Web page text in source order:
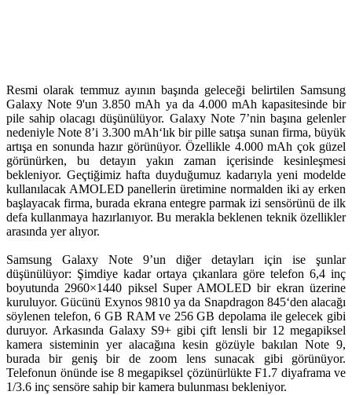
Resmi olarak temmuz ayının başında geleceği belirtilen Samsung
Galaxy Note 9'un 3.850 mAh ya da 4.000 mAh kapasitesinde bir
pile sahip olacagı düşünülüyor. Galaxy Note 7’nin başına gelenler
nedeniyle Note 8’i 3.300 mAh‘lık bir pille satışa sunan firma, büyük
artışa en sonunda hazır görünüyor. Özellikle 4.000 mAh çok güzel
görünürken, bu detayın yakın zaman içerisinde kesinleşmesi
bekleniyor. Geçtiğimiz hafta duyduğumuz kadarıyla yeni modelde
kullanılacak AMOLED panellerin üretimine normalden iki ay erken
başlayacak firma, burada ekrana entegre parmak izi sensörünü de ilk
defa kullanmaya hazırlanıyor. Bu merakla beklenen teknik özellikler
arasında yer alıyor.
Samsung Galaxy Note 9’un diğer detayları için ise şunlar
düşünülüyor: Şimdiye kadar ortaya çıkanlara göre telefon 6,4 inç
boyutunda 2960×1440 piksel Super AMOLED bir ekran üzerine
kuruluyor. Gücünü Exynos 9810 ya da Snapdragon 845‘den alacağı
söylenen telefon, 6 GB RAM ve 256 GB depolama ile gelecek gibi
duruyor. Arkasında Galaxy S9+ gibi çift lensli bir 12 megapiksel
kamera sisteminin yer alacağına kesin gözüyle bakılan Note 9,
burada bir geniş bir de zoom lens sunacak gibi görünüyor.
Telefonun önünde ise 8 megapiksel çözünürlükte F1.7 diyaframa ve
1/3.6 inç sensöre sahip bir kamera bulunması bekleniyor.